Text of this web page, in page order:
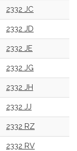
2332 JC
2332 JD
2332 JE
2332 JG
2332 JH
2332 JJ
2332 RZ
2332 RV